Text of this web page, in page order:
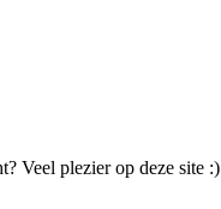
Veel plezier op deze site :)